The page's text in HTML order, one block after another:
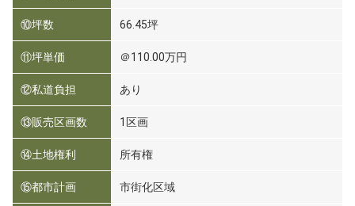
⑩坪数 66.45坪
⑪坪単価 ＠110.00万円
⑫私道負担 あり
⑬販売区画数 1区画
⑭土地権利 所有権
⑮都市計画 市街化区域